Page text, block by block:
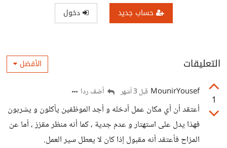
حساب جديد دخول
التعليقات الأفضل
1
MounirYousef قبل 3 أشهر أضف ردا
أعتقد أن أي مكان عمل أدخله و أجد الموظفين يأكلون و يشربون
فهذا يدل على استهتار و عدم جدية ، كما أنه منظر مقزز ، أما عن
المزاح فأعتقد أنه مقبول إذا كان لا يعطل سير العمل.